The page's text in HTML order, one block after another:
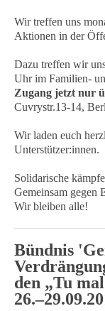
Wir treffen uns
Aktionen in der
Dazu treffen wir
Uhr im Familien-
Zugang jetzt nur
Cuvrystr.13-14,
Wir laden euch
Unterstützer:innen.
Solidarische
Gemeinsam gegen
Wir bleiben alle!
Bündnis
den „Tu